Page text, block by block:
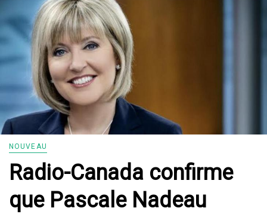
NOUVEAU
Radio-Canada confirme
que Pascale Nadeau